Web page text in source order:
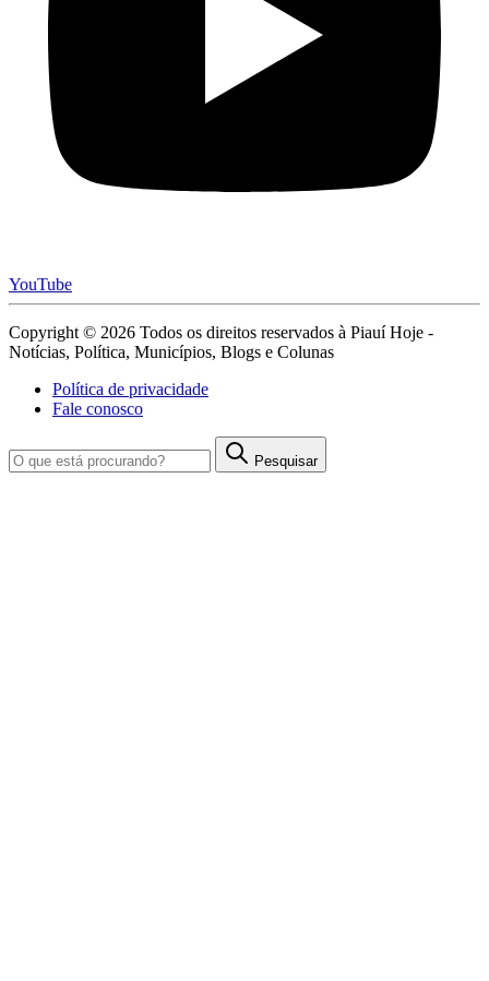
YouTube
Copyright © 2026 Todos os direitos reservados à Piauí Hoje -
Notícias, Política, Municípios, Blogs e Colunas
Política de privacidade
Fale conosco
Pesquisar